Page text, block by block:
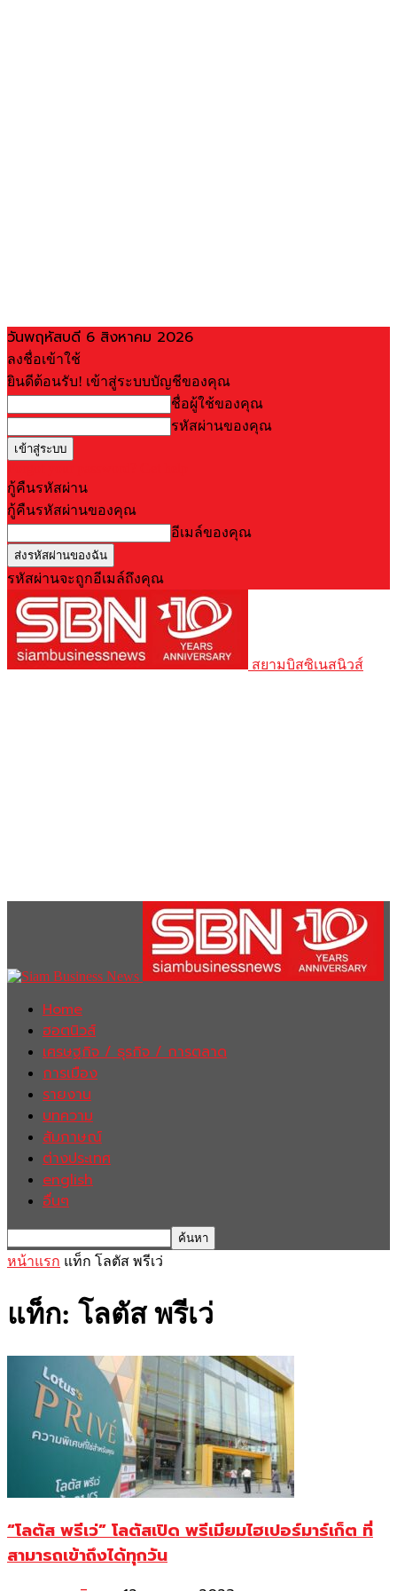
วันพฤหัสบดี 6 สิงหาคม 2026
ลงชื่อเข้าใช้
ยินดีต้อนรับ! เข้าสู่ระบบบัญชีของคุณ
ชื่อผู้ใช้ของคุณ
รหัสผ่านของคุณ
กู้คืนรหัสผ่าน
กู้คืนรหัสผ่านของคุณ
อีเมล์ของคุณ
รหัสผ่านจะถูกอีเมล์ถึงคุณ
สยามบิสซิเนสนิวส์
Home
ฮอตนิวส์
เศรษฐกิจ / ธุรกิจ / การตลาด
การเมือง
รายงาน
บทความ
สัมภาษณ์
ต่างประเทศ
english
อื่นๆ
หน้าแรก แท็ก โลตัส พรีเว่
แท็ก: โลตัส พรีเว่
“โลตัส พรีเว่” โลตัสเปิด พรีเมียมไฮเปอร์มาร์เก็ต ที่
สามารถเข้าถึงได้ทุกวัน